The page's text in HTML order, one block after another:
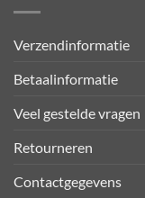
Verzendinformatie
Betaalinformatie
Veel gestelde vragen
Retourneren
Contactgegevens